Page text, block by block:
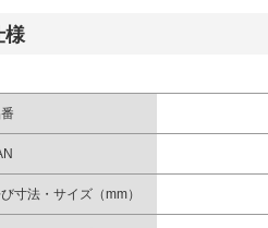
様
寸法・サイズ（mm）